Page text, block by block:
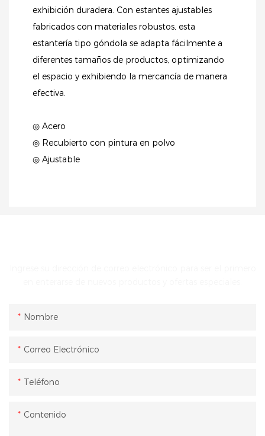
exhibición duradera. Con estantes ajustables
fabricados con materiales robustos, esta
estantería tipo góndola se adapta fácilmente a
diferentes tamaños de productos, optimizando
el espacio y exhibiendo la mercancía de manera
efectiva.
◎ Acero
◎ Recubierto con pintura en polvo
◎ Ajustable
Nombre
Correo Electrónico
Teléfono
Contenido